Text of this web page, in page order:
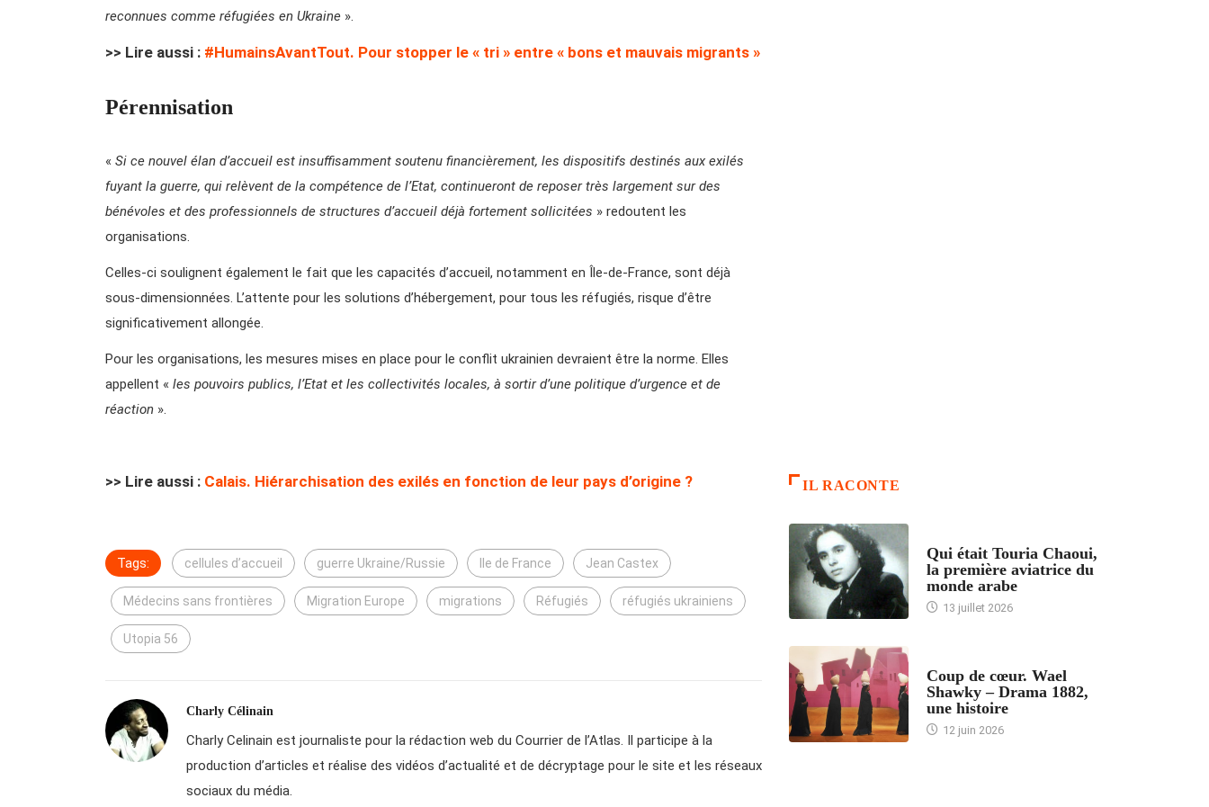
reconnues comme réfugiées en Ukraine ».
>> Lire aussi : #HumainsAvantTout. Pour stopper le « tri » entre « bons et mauvais migrants »
Pérennisation
« Si ce nouvel élan d’accueil est insuffisamment soutenu financièrement, les dispositifs destinés aux exilés
fuyant la guerre, qui relèvent de la compétence de l’Etat, continueront de reposer très largement sur des
bénévoles et des professionnels de structures d’accueil déjà fortement sollicitées » redoutent les
organisations.
Celles-ci soulignent également le fait que les capacités d’accueil, notamment en Île-de-France, sont déjà
sous-dimensionnées. L’attente pour les solutions d’hébergement, pour tous les réfugiés, risque d’être
significativement allongée.
Pour les organisations, les mesures mises en place pour le conflit ukrainien devraient être la norme. Elles
appellent « les pouvoirs publics, l’Etat et les collectivités locales, à sortir d’une politique d’urgence et de
réaction ».
>> Lire aussi : Calais. Hiérarchisation des exilés en fonction de leur pays d’origine ?
Tags: cellules d’accueil guerre Ukraine/Russie Ile de France Jean Castex
Médecins sans frontières Migration Europe migrations Réfugiés réfugiés ukrainiens
Utopia 56
Charly Célinain
Charly Celinain est journaliste pour la rédaction web du Courrier de l’Atlas. Il participe à la
production d’articles et réalise des vidéos d’actualité et de décryptage pour le site et les réseaux
sociaux du média.
IL RACONTE
Qui était Touria Chaoui,
la première aviatrice du
monde arabe
13 juillet 2026
Coup de cœur. Wael
Shawky – Drama 1882,
une histoire
12 juin 2026